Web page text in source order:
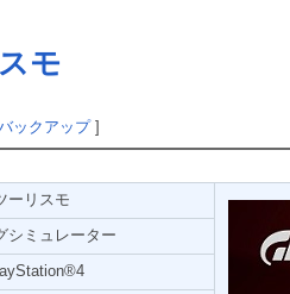
モ
ックアップ]
ーリスモ
シミュレーター